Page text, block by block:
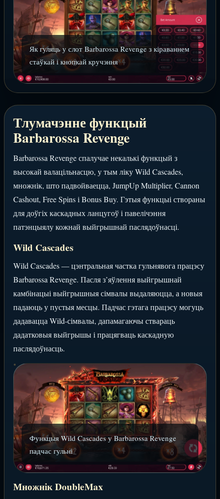
Як гуляць у слот Barbarossa Revenge з кіраваннем
стаўкай і кнопкай кручэння
Тлумачэнне функцый
Barbarossa Revenge
Barbarossa Revenge спалучае некалькі функцый з
высокай валацільнасцю, у тым ліку Wild Cascades,
множнік, што падвойваецца, JumpUp Multiplier, Cannon
Cashout, Free Spins і Bonus Buy. Гэтыя функцыі створаны
для доўгіх каскадных ланцугоў і павелічэння
патэнцыялу кожнай выйгрышнай паслядоўнасці.
Wild Cascades
Wild Cascades — цэнтральная частка гульнявога працэсу
Barbarossa Revenge. Пасля з’яўлення выйгрышнай
камбінацыі выйгрышныя сімвалы выдаляюцца, а новыя
падаюць у пустыя месцы. Падчас гэтага працэсу могуць
дадавацца Wild-сімвалы, дапамагаючы ствараць
дадатковыя выйгрышы і працягваць каскадную
паслядоўнасць.
Функцыя Wild Cascades у Barbarossa Revenge
падчас гульні
Множнік DoubleMax